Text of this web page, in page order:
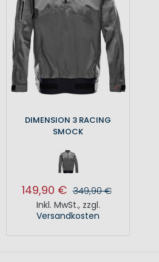
DIMENSION 3 RACING
SMOCK
149,90 € 349,90 €
Inkl. MwSt., zzgl.
Versandkosten